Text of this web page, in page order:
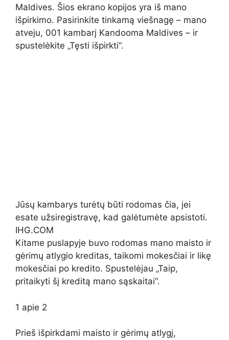
Maldives. Šios ekrano kopijos yra iš mano
išpirkimo. Pasirinkite tinkamą viešnagę – mano
atveju, 001 kambarį Kandooma Maldives – ir
spustelėkite „Tęsti išpirkti“.
Jūsų kambarys turėtų būti rodomas čia, jei
esate užsiregistravę, kad galėtumėte apsistoti.
IHG.COM
Kitame puslapyje buvo rodomas mano maisto ir
gėrimų atlygio kreditas, taikomi mokesčiai ir likę
mokesčiai po kredito. Spustelėjau „Taip,
pritaikyti šį kreditą mano sąskaitai“.
1 apie 2
Prieš išpirkdami maisto ir gėrimų atlygį,